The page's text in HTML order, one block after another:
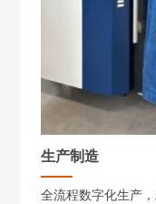
生产制造
全流程数字化生产